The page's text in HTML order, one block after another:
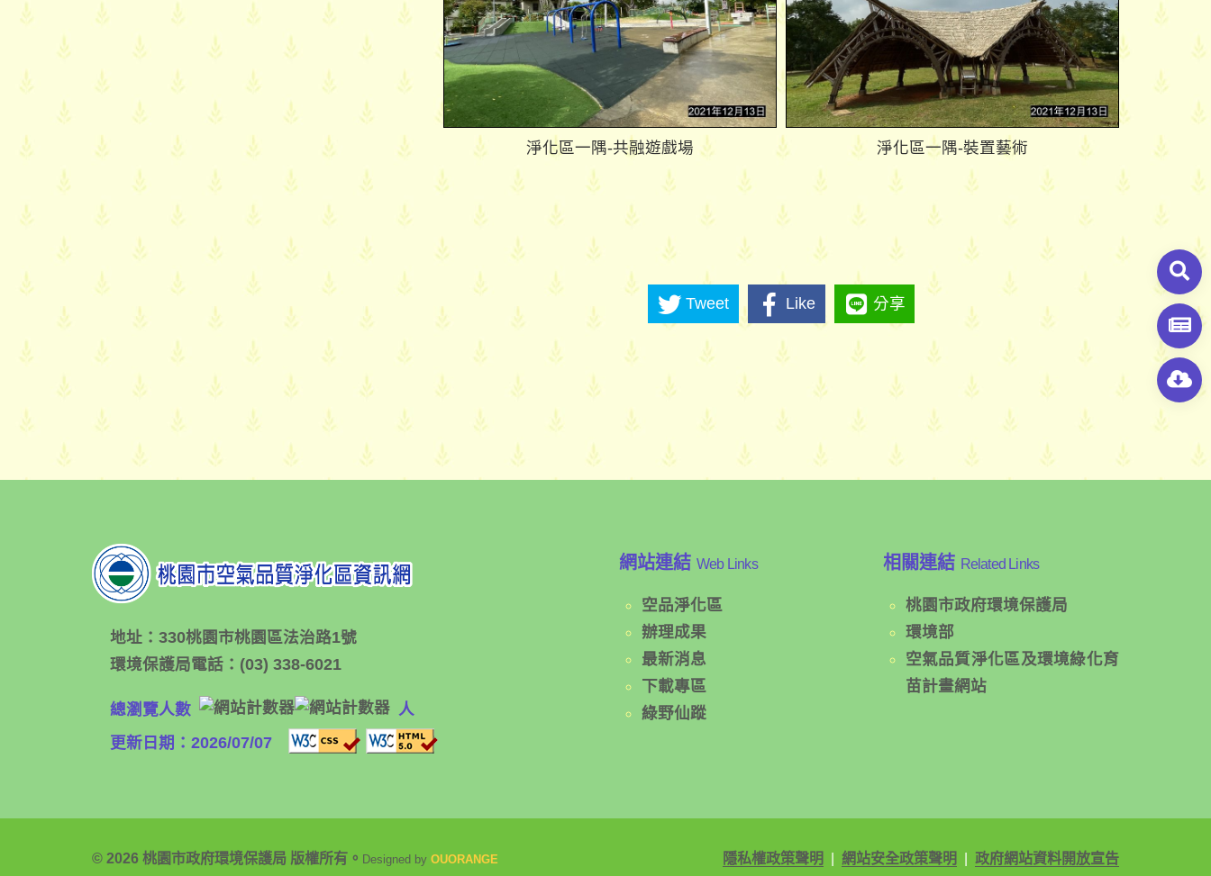
淨化區一隅-共融遊戲場 淨化區一隅-裝置藝術
Tweet Like 分享
地址： 330桃園市桃園區法治路1號
環境保護局電話： (03) 338-6021
總瀏覽人數
人
更新日期：2026/07/07
網站連結 Web Links
空品淨化區
辦理成果
最新消息
下載專區
綠野仙蹤
相關連結 Related Links
桃園市政府環境保護局
環境部
空氣品質淨化區及環境綠化育
苗計畫網站
© 2026 桃園市政府環境保護局 版權所有。 Designed by OUORANGE 隱私權政策聲明 網站安全政策聲明 政府網站資料開放宣告